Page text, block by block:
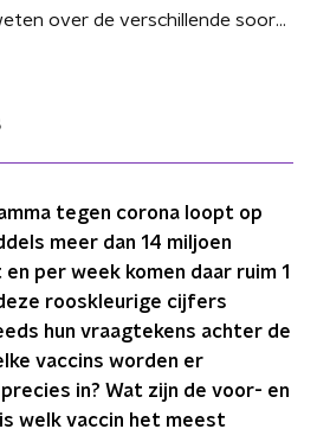
Dit moet je weten over de verschillende soorten coronavaccins
tegen corona loopt op
meer dan 14 miljoen
per week komen daar ruim 1
rooskleurige cijfers
hun vraagtekens achter de
vaccins worden er
in? Wat zijn de voor- en
welk vaccin het meest